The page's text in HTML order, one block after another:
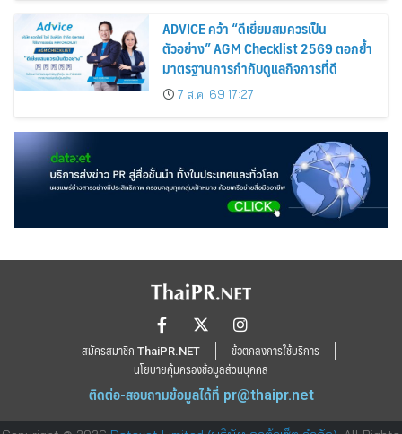
ADVICE คว้า “ดีเยี่ยมสมควรเป็น
ตัวอย่าง” AGM Checklist 2569 ตอกย้ำ
มาตรฐานการกำกับดูแลกิจการที่ดี
7 ส.ค. 69 17:27
สมัครสมาชิก ThaiPR.NET
ข้อตกลงการใช้บริการ
นโยบายคุ้มครองข้อมูลส่วนบุคคล
ติดต่อ-สอบถามข้อมูลได้ที่ pr@thaipr.net